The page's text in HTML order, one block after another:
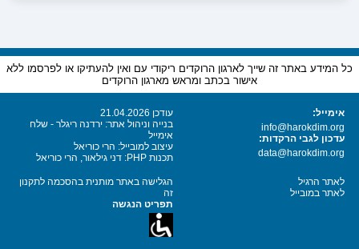
כל המידע באתר זה שייך לארגון הרוקדים ריקודי עם ואין להעתיקו או לפרסמו ללא
אישור בכתב ומראש מארגון הרוקדים
אימייל:
info@harokdim.org
עדכון לגבי הרקדות:
data@harokdim.org
עודכן 21.04.2026
בנייה וניהול אתר: ירדנה ריגלר - שלח
אימייל
עיצוב למובייל: הרי כוריאל
תכנות PHP: דני גילאור, הרי כוריאל
לאתר הרגיל
לאתר במובייל
הגלישה באתר מותנית בהסכמה לתקנון
זה
תפריט הנגשה